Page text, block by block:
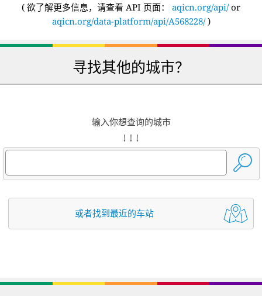
( 欲了解更多信息，请查看 API 页面： aqicn.org/api/or
aqicn.org/data-platform/api/A568228/)
寻找其他的城市？
输入你想查询的城市
↓ ↓ ↓
或者找到最近的车站